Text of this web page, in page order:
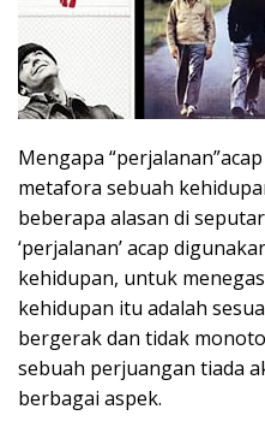
Mengapa
metafora sebuah
beberapa alasan di
‘perjalanan’ acap
kehidupan, untuk
kehidupan itu adalah
bergerak dan tidak
sebuah perjuangan tiada
berbagai aspek.